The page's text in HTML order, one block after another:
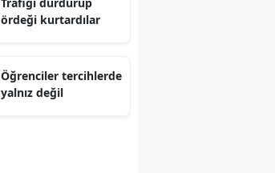
ördeği kurtardılar
Öğrenciler tercihlerde
yalnız değil